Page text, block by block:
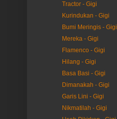
Tractor - Gigi
Kurindukan - Gigi
Bumi Meringis - Gigi
Mereka - Gigi
Flamenco - Gigi
Hilang - Gigi
Basa Basi - Gigi
Dimanakah - Gigi
Garis Lini - Gigi
Nikmatilah - Gigi